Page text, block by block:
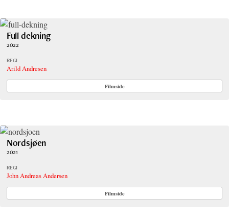
Full dekning
2022
REGI
Arild Andresen
Filmside
Nordsjøen
2021
REGI
John Andreas Andersen
Filmside